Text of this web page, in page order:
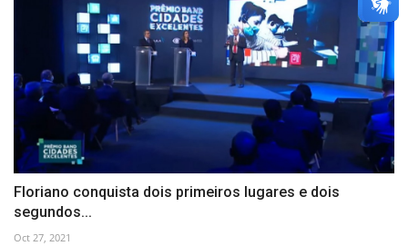
Floriano conquista dois primeiros lugares e dois
segundos...
Oct 27, 2021